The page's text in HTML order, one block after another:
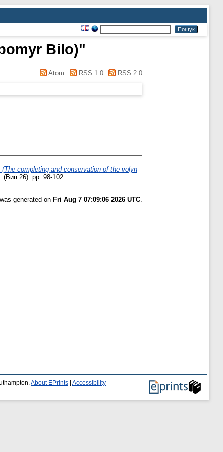
Bilo)"
Atom RSS 1.0 RSS 2.0
completing and conservation of the volyn
(Вип.26). pp. 98-102.
generated on Fri Aug 7 07:09:06 2026 UTC.
About EPrints Accessibility